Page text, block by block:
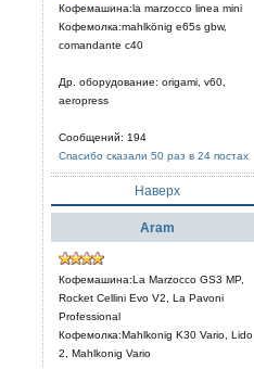
Кофемашина:la marzocco linea mini
Кофемолка:mahlkönig e65s gbw,
comandante c40
Др. оборудование: origami, v60,
aeropress
Сообщений: 194
Спасибо сказали 50 раз в 24 постах
Наверх
Aram
Кофемашина:La Marzocco GS3 MP,
Rocket Cellini Evo V2, La Pavoni
Professional
Кофемолка:Mahlkonig K30 Vario, Lido
2, Mahlkonig Vario